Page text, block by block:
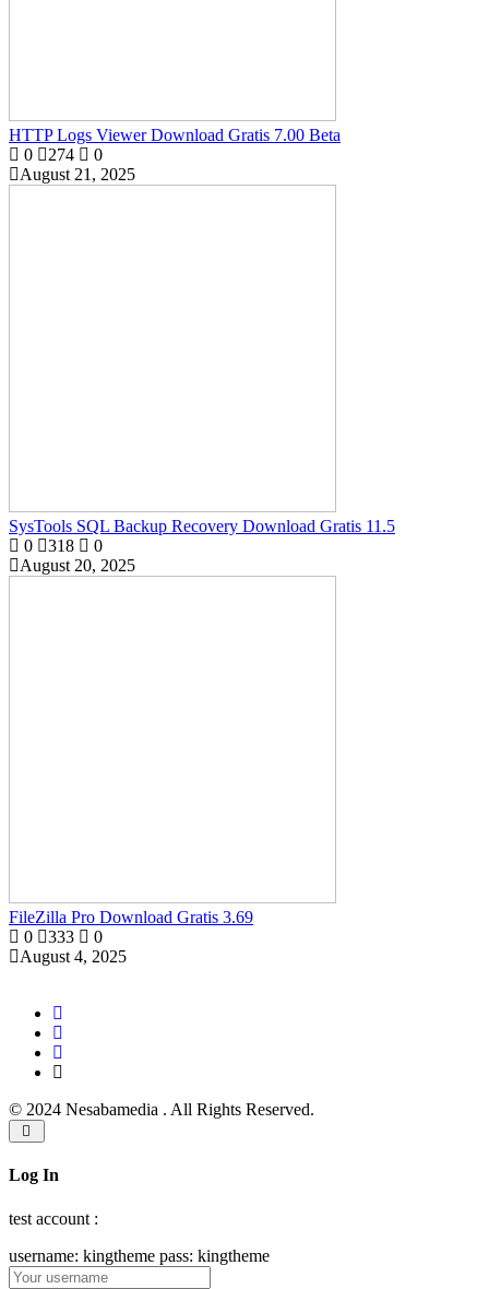
HTTP Logs Viewer Download Gratis 7.00 Beta
0
274
0
August 21, 2025
SysTools SQL Backup Recovery Download Gratis 11.5
0
318
0
August 20, 2025
FileZilla Pro Download Gratis 3.69
0
333
0
August 4, 2025
© 2024 Nesabamedia . All Rights Reserved.
Log In
test account :
username: kingtheme pass: kingtheme